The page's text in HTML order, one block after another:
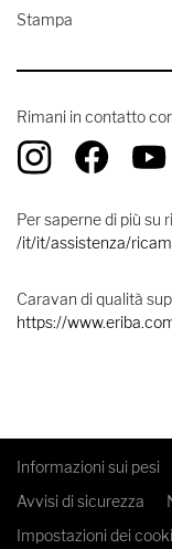
Stampa
Rimani in contatto
Per saperne di più su
/it/it/assistenza/
Caravan di qualità
https://
Informazioni sui pesi
Avvisi di sicurezza
Impostazioni dei